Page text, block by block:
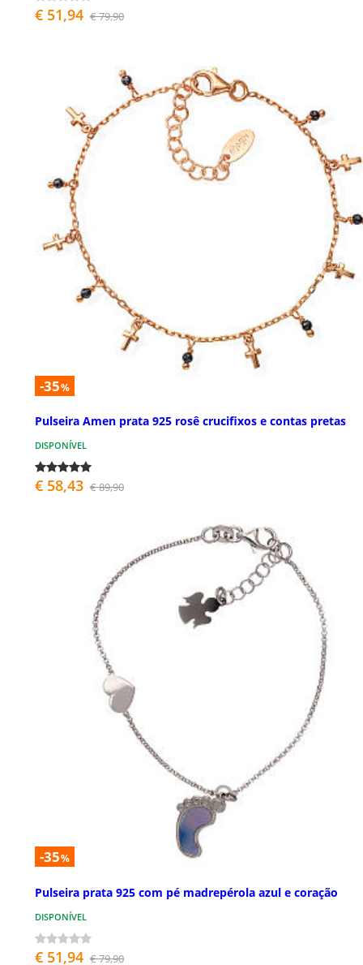
€ 51,94 € 79,90
-35%
Pulseira Amen prata 925 rosê crucifixos e contas pretas
DISPONÍVEL
€ 58,43 € 89,90
-35%
Pulseira prata 925 com pé madrepérola azul e coração
DISPONÍVEL
€ 51,94 € 79,90